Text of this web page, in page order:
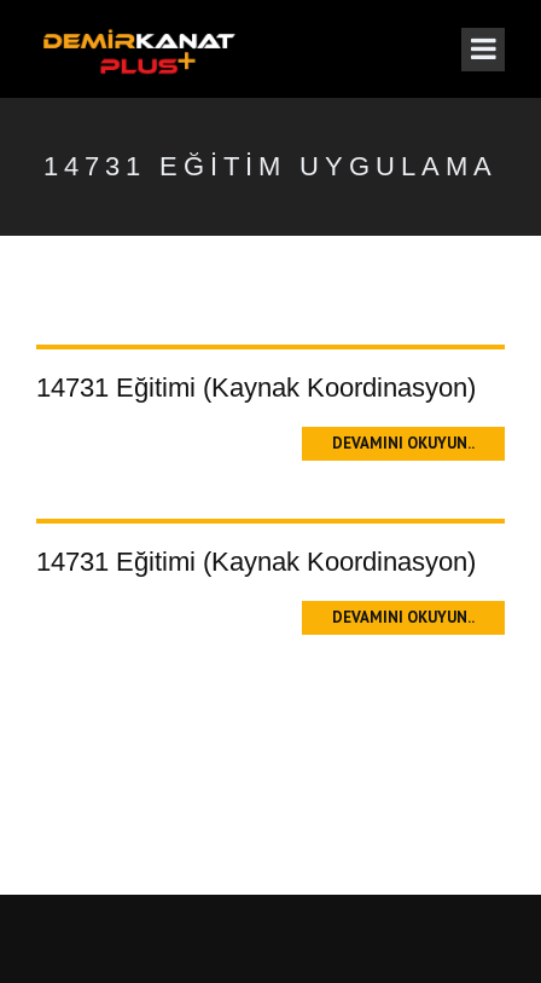
14731 EĞITIM UYGULAMA
14731 Eğitimi (Kaynak Koordinasyon)
DEVAMINI OKUYUN..
14731 Eğitimi (Kaynak Koordinasyon)
DEVAMINI OKUYUN..